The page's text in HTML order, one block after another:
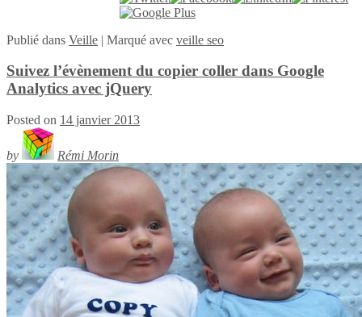
Publié dans Veille | Marqué avec veille seo
Suivez l’évènement du copier coller dans Google
Analytics avec jQuery
Posted on 14 janvier 2013
by Rémi Morin